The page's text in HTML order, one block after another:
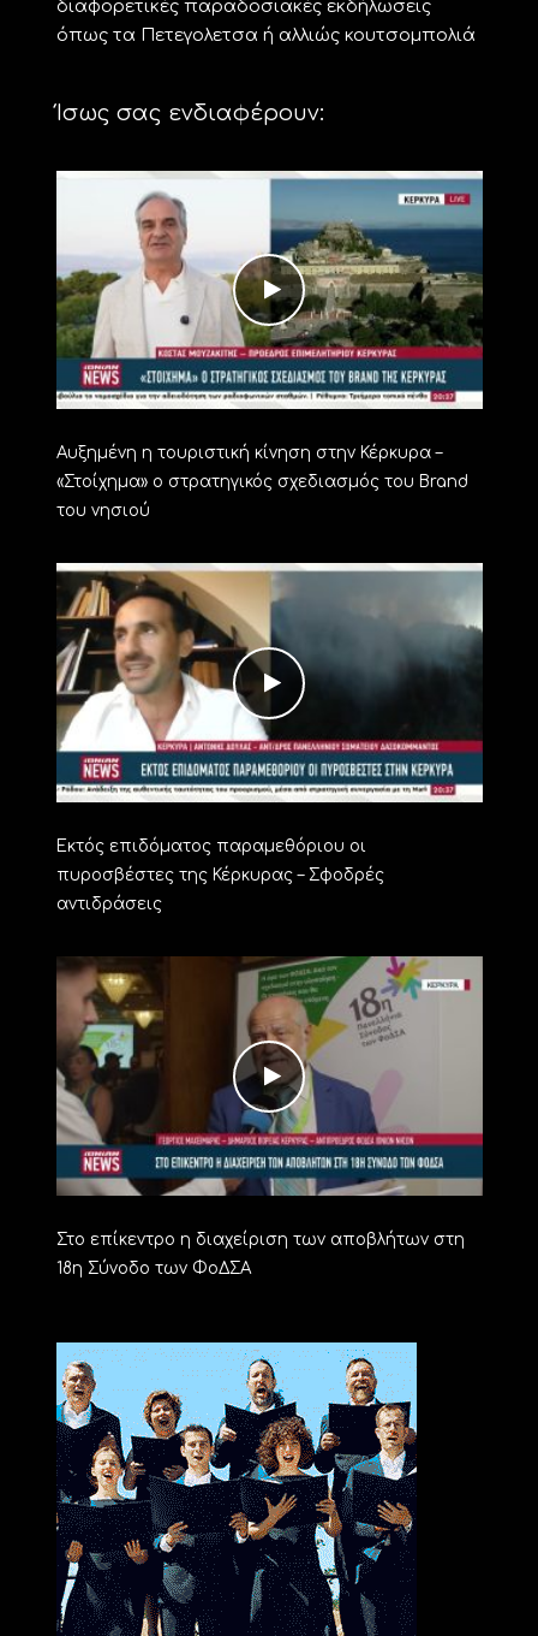
διαφορετικές παραδοσιακές εκδήλωσεις
όπως τα Πετεγολετσα ή αλλιώς κουτσομπολιά
Ίσως σας ενδιαφέρουν:
Αυξημένη η τουριστική κίνηση στην Κέρκυρα –
«Στοίχημα» ο στρατηγικός σχεδιασμός του Brand
του νησιού
Εκτός επιδόματος παραμεθόριου οι
πυροσβέστες της Κέρκυρας – Σφοδρές
αντιδράσεις
Στο επίκεντρο η διαχείριση των αποβλήτων στη
18η Σύνοδο των ΦοΔΣΑ